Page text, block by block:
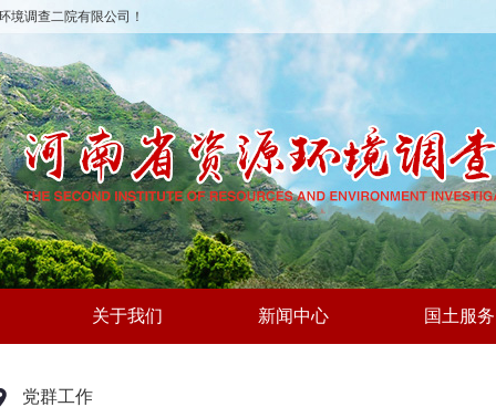
境调查二院有限公司！
关于我们 新闻中心 国土服务
党群工作